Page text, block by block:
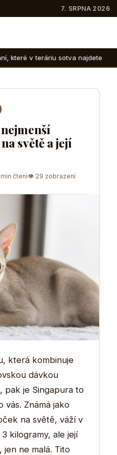
7. SRPNA 2026
najdete
světě a její
čtení👁 29 zobrazení
která kombinuje
dávkou
pak je Singapura to
vás. Známá jako
na světě, váží v
kilogramy, ale její
jen ne malá. Tito